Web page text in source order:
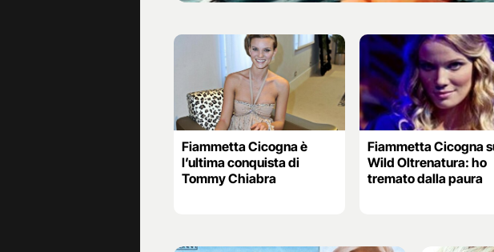
Fiammetta Cicogna è
l’ultima conquista di
Tommy Chiabra
Fiammetta Cicogna
Wild Oltrenatura: ho
tremato dalla paura